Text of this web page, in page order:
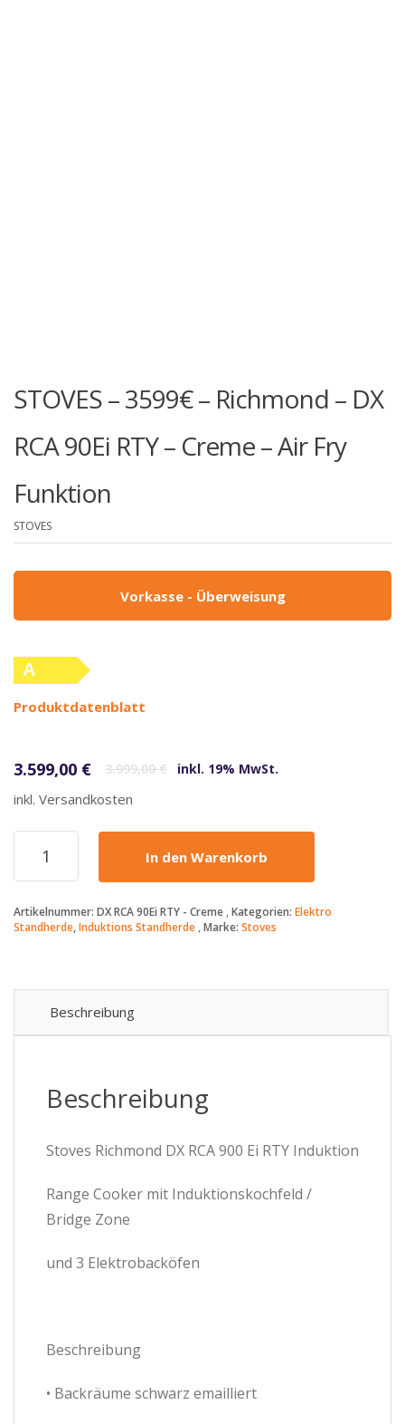
STOVES – 3599€ – Richmond – DX
RCA 90Ei RTY – Creme – Air Fry
Funktion
STOVES
Vorkasse - Überweisung
A
Produktdatenblatt
3.999,00€
3.599,00 € inkl. 19% MwSt.
inkl. Versandkosten
STOVES
3599€
Richmond
-
90Ei
Menge
In den Warenkorb
Artikelnummer: DX RCA 90Ei RTY - Creme Kategorien: Elektro
Standherde,Induktions Standherde Marke: Stoves
Beschreibung
Beschreibung
Stoves Richmond DX RCA 900 Ei RTY Induktion
Range Cooker mit Induktionskochfeld /
Bridge Zone
und 3 Elektrobacköfen
Beschreibung
• Backräume schwarz emailliert